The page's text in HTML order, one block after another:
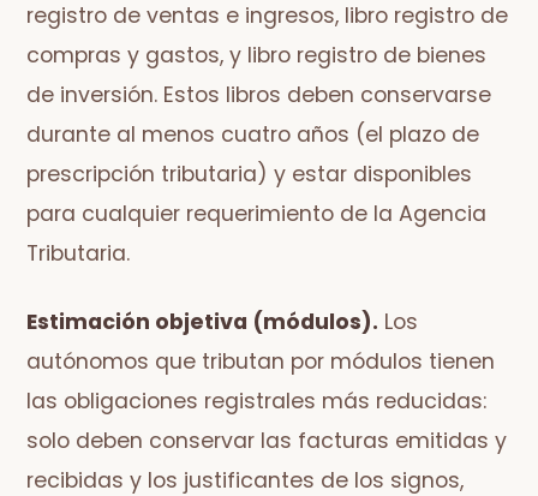
registro de ventas e ingresos, libro registro de
compras y gastos, y libro registro de bienes
de inversión. Estos libros deben conservarse
durante al menos cuatro años (el plazo de
prescripción tributaria) y estar disponibles
para cualquier requerimiento de la Agencia
Tributaria.
Estimación objetiva (módulos). Los
autónomos que tributan por módulos tienen
las obligaciones registrales más reducidas:
solo deben conservar las facturas emitidas y
recibidas y los justificantes de los signos,